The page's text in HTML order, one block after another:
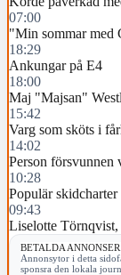
07:00
"Min sommar med
18:29
Ankungar på E4
18:00
Maj "Majsan"
15:42
Varg som sköts i
14:02
Person försvunnen
10:28
Populär
09:43
Liselotte
BETALDA ANNONSER
Annonsytor i detta
sponsra den lokala